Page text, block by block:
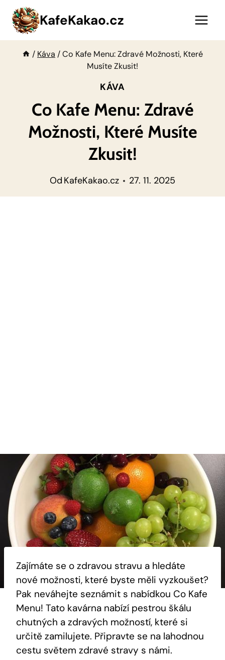
Přeskočit
obsah
KafeKakao.cz
/ Káva /Co Kafe Menu: Zdravé Možnosti, Které
Musíte Zkusit!
KÁVA
Co Kafe Menu: Zdravé
Možnosti, Které Musíte
Zkusit!
Od KafeKakao.cz 27. 11. 2025
Zajímáte se o zdravou stravu a hledáte
nové možnosti, které byste měli vyzkoušet?
Pak neváhejte seznámit s nabídkou Co Kafe
Menu! Tato kavárna nabízí pestrou škálu
chutných a zdravých možností, které si
určitě zamilujete. Připravte se na lahodnou
cestu světem zdravé stravy s námi.